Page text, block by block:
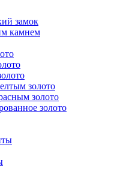
замок
камнем
золото
золото
золото